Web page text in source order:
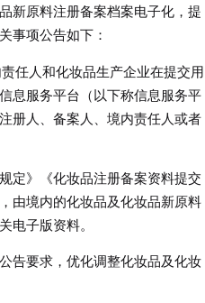
新原料注册备案档案电子化，提
事项公告如下：
任人和化妆品生产企业在提交用
息服务平台（以下称信息服务平
册人、备案人、境内责任人或者
》《化妆品注册备案资料提交
由境内的化妆品及化妆品新原料
子版资料。
要求，优化调整化妆品及化妆